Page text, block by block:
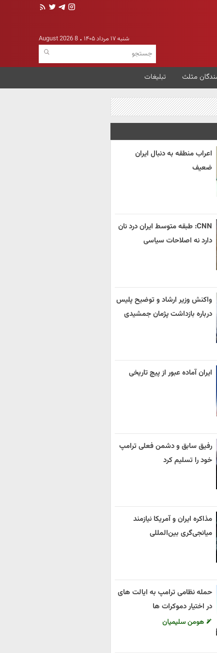
شنبه ۱۷ مرداد ۱۴۰۵ 8 August 2026
مثلث تبلیغات
اعراب منطقه به دنبال ایران
ضعیف
CNN: طبقه متوسط ایران درد نان
دارد نه اصلاحات سیاسی
واکنش وزیر ارشاد و توضیح پلیس
درباره بازداشت پژمان جمشیدی
ایران آماده عبور از پیچ تاریخی
رفیق سابق و دشمن فعلی ترامپ
خود را تسلیم کرد
مذاکره ایران و آمریکا نیازمند
میانجی‌گری بین‌المللی
حمله نظامی ترامپ به ایالت های
در اختیار دموکرات ها
هومن سلیمیان